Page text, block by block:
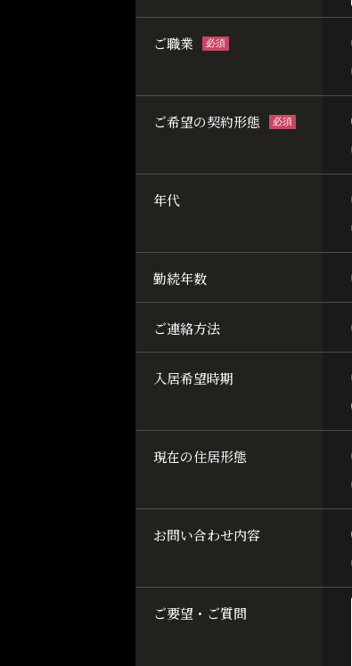
ご職業 必須
ご希望の契約形態 必須
年代
勤続年数
ご連絡方法
入居希望時期
現在の住居形態
お問い合わせ内容
ご要望・ご質問